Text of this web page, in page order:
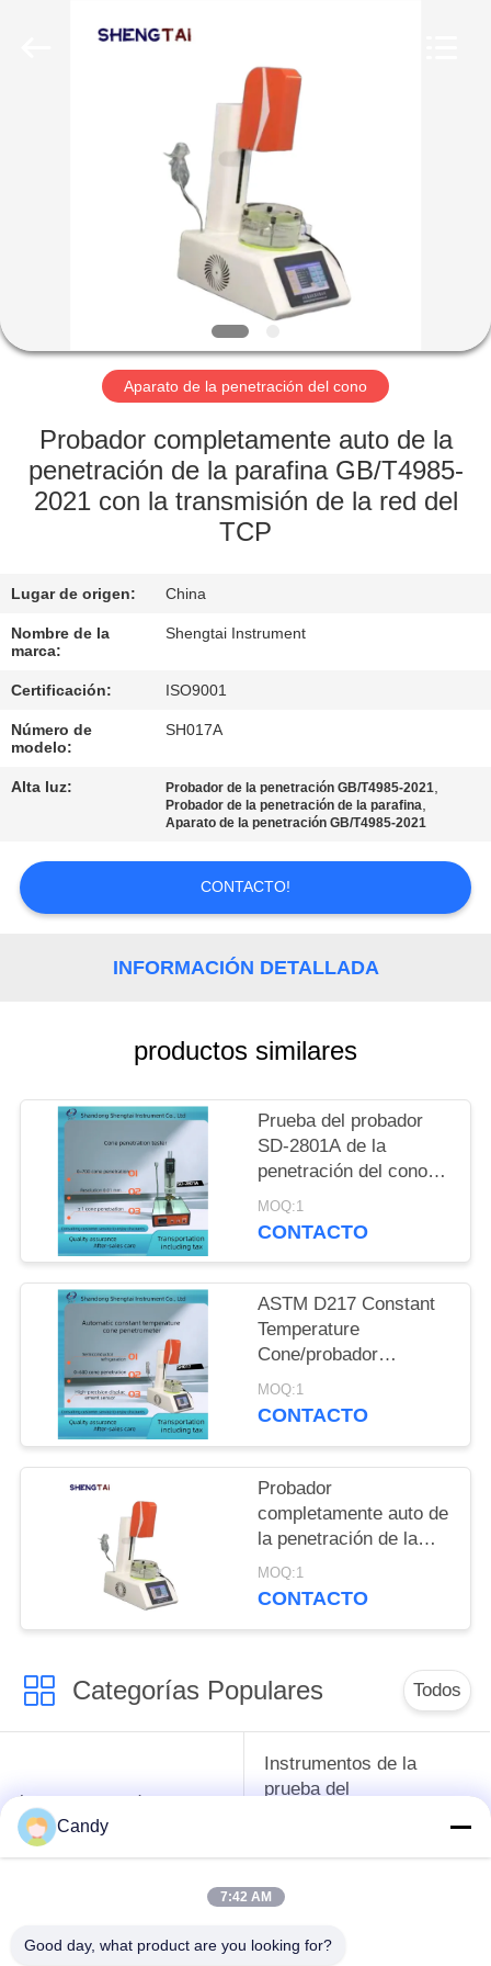
PRODUCTOS
NOSOTROS
VIAJE
FÁBRICA
CALIDAD
ÉNTRENOS
EN
CONTACTO
CON
PIDA
UNA
CITA
PRIVACY
POLICY
Aparato de la penetración del cono
Probador completamente auto de la
penetración de la parafina GB/T4985-
2021 con la transmisión de la red del
TCP
Lugar de origen: China
Nombre de la
marca:
Shengtai Instrument
Certificación: ISO9001
Número de
modelo:
SH017A
Alta luz: Probador de la penetración GB/T4985-2021,
Probador de la penetración de la parafina,
Aparato de la penetración GB/T4985-2021
CONTACTO!
INFORMACIÓN DETALLADA
productos similares
Prueba del probador
SD-2801A de la
penetración del cono
de la grasa lubricante
MOQ:1
CONTACTO
ASTM D217 Constant
Temperature
Cone/probador
automáticos SH017 de
la penetración de la
MOQ:1
CONTACTO
Probador
completamente auto de
la penetración de la
parafina GB/T4985-
2021 con la
MOQ:1
CONTACTO
Categorías Populares Todos
instrumentos de
prueba del petróleo
Instrumentos de la
prueba del
la grasa
Equipo de prueba de
aceite del
Candy
7:42 AM
Good day, what product are you looking for?